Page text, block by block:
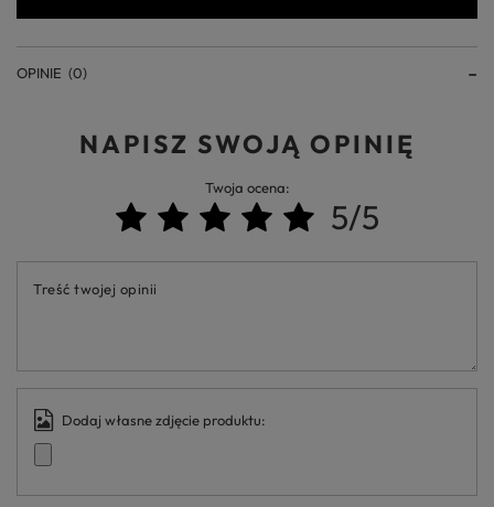
OPINIE (0)
NAPISZ SWOJĄ OPINIĘ
Twoja ocena:
5/5
Treść twojej opinii
Dodaj własne zdjęcie produktu: